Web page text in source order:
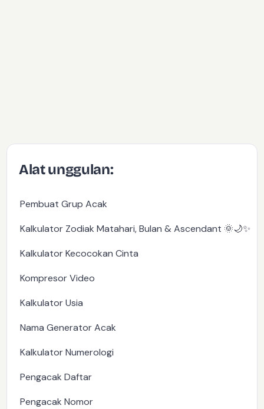
Alat unggulan:
Pembuat Grup Acak
Kalkulator Zodiak Matahari, Bulan & Ascendant 🌞🌙✨
Kalkulator Kecocokan Cinta
Kompresor Video
Kalkulator Usia
Nama Generator Acak
Kalkulator Numerologi
Pengacak Daftar
Pengacak Nomor